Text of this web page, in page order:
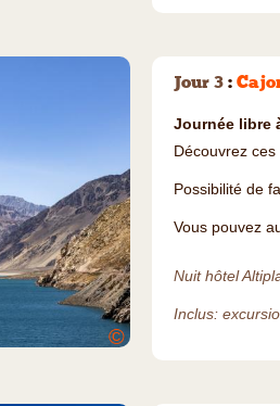
©
Jour 3:
Journée libre
Découvrez
Possibilité de
Vous pouvez
Nuit hôtel
Inclus: